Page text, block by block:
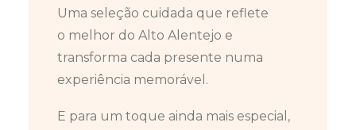
Uma seleção cuidada que reflete
o melhor do Alto Alentejo e
transforma cada presente numa
experiência memorável.
E para um toque ainda mais especial,